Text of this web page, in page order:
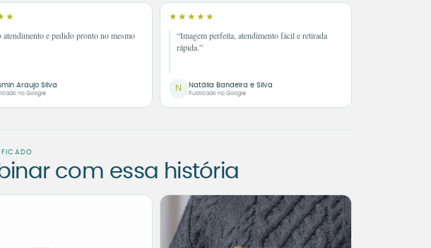
atendimento e pedido pronto no mesmo
Araujo Silva
no Google
★★★★★
“Imagem perfeita, atendimento fácil e retirada
rápida.”
N Natália Bandeira e Silva
Publicado no Google
com essa história